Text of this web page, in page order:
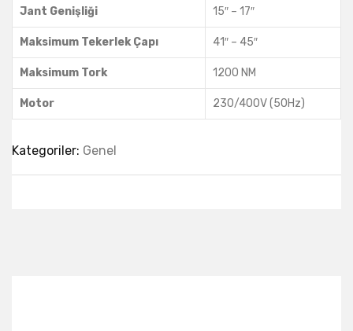
Jant Genişliği 15″ – 17″
Maksimum Tekerlek Çapı 41″ – 45″
Maksimum Tork 1200 NM
Motor 230/400V (50Hz)
Kategoriler: Genel